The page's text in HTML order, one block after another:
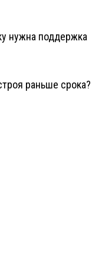
нужна поддержка
раньше срока?